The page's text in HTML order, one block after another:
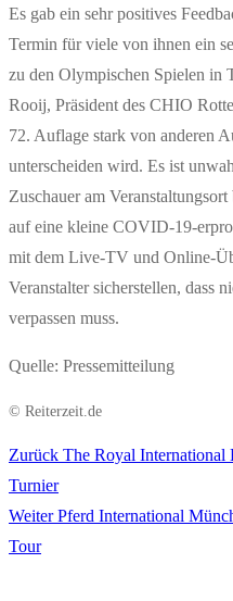
Es gab ein sehr positives
Termin für viele von ihnen ein
zu den Olympischen Spielen in
Rooij, Präsident des CHIO
72. Auflage stark von anderen
unterscheiden wird. Es ist
Zuschauer am
auf eine kleine COVID-19-
mit dem Live-TV und Online-
Veranstalter sicherstellen, dass
verpassen muss.
Quelle: Pressemitteilung
© Reiterzeit.de
Beitragsnavigation
Zurück Vorheriger
The Royal International
Turnier
Weiter Nächster
Pferd International
Tour